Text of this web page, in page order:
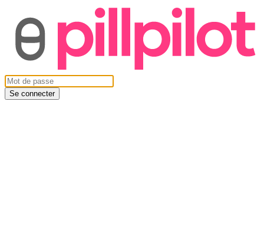
Se connecter